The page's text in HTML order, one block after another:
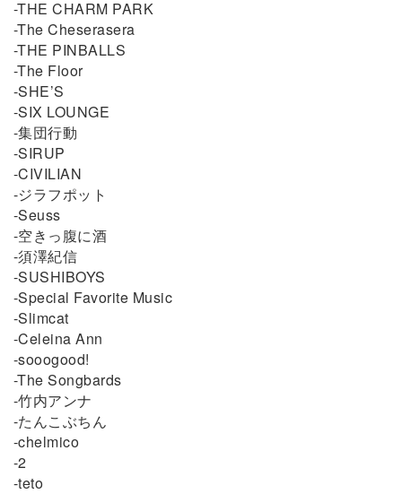
-THE CHARM PARK
-The Cheserasera
-THE PINBALLS
-The Floor
-SHE’S
-SIX LOUNGE
-集団行動
-SIRUP
-CIVILIAN
-ジラフポット
-Seuss
-空きっ腹に酒
-須澤紀信
-SUSHIBOYS
-Special Favorite Music
-Slimcat
-Celeina Ann
-sooogood!
-The Songbards
-竹内アンナ
-たんこぶちん
-chelmico
-2
-teto